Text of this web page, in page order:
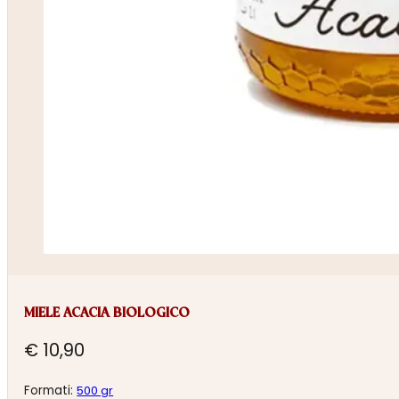
MIELE ACACIA BIOLOGICO
€ 10,90
Formati:500 gr